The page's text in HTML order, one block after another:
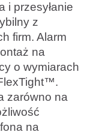
i przesyłanie
z
firm. Alarm
na
o wymiarach
zarówno na
na